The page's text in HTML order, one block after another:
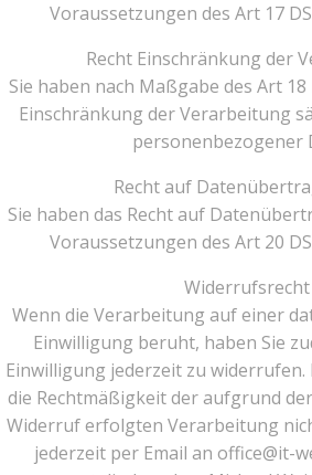
Voraussetzungen des Art 17
Recht Einschränkung der
Sie haben nach Maßgabe des Art 18
Einschränkung der Verarbeitung
personenbezogener
Recht auf
Sie haben das Recht auf
Voraussetzungen des Art 20
Widerrufsrecht
Wenn die Verarbeitung auf einer
Einwilligung beruht, haben Sie
Einwilligung jederzeit zu
die Rechtmäßigkeit der aufgrund
Widerruf erfolgten Verarbeitung
jederzeit per Email an office@it-